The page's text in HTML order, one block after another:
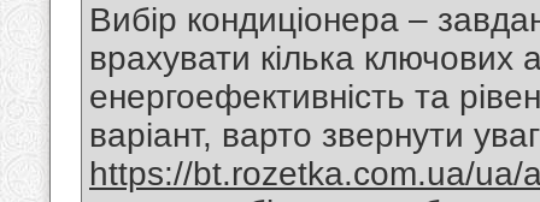
Вибір кондиціонера –
врахувати кілька ключових
енергоефективність та
варіант, варто звернути
https://bt.rozetka.com.ua/ua/